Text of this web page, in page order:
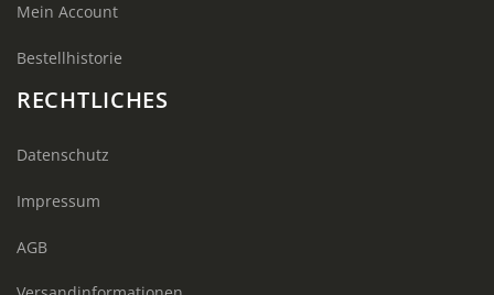
Mein Account
Bestellhistorie
RECHTLICHES
Datenschutz
Impressum
AGB